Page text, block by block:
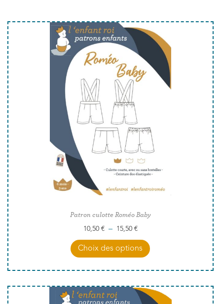
Patron culotte Roméo Baby
10,50 € – 15,50 €
Choix des options